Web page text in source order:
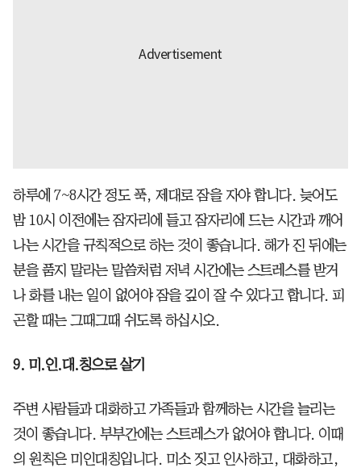
하루에 7~8시간 정도 푹, 제대로 잠을 자야 합니다. 늦어도
밤 10시 이전에는 잠자리에 들고 잠자리에 드는 시간과 깨어
나는 시간을 규칙적으로 하는 것이 좋습니다. 해가 진 뒤에는
분을 품지 말라는 말씀처럼 저녁 시간에는 스트레스를 받거
나 화를 내는 일이 없어야 잠을 깊이 잘 수 있다고 합니다. 피
곤할 때는 그때그때 쉬도록 하십시오.
9. 미.인.대.칭으로 살기
주변 사람들과 대화하고 가족들과 함께하는 시간을 늘리는
것이 좋습니다. 부부간에는 스트레스가 없어야 합니다. 이때
의 원칙은 미인대칭입니다. 미소 짓고 인사하고, 대화하고,